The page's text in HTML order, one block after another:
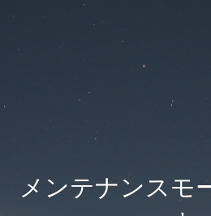
メンテナンスモ